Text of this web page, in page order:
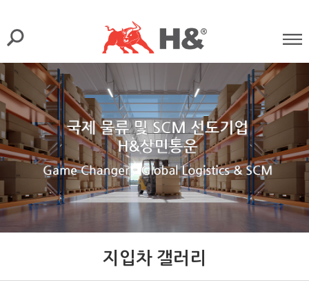
지입차 갤러리